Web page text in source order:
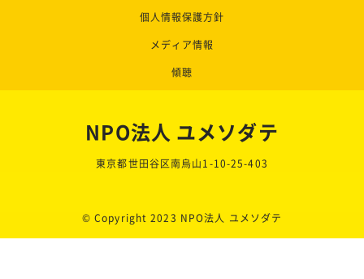
個人情報保護方針
メディア情報
傾聴
NPO法人 ユメソダテ
東京都世田谷区南烏山1-10-25-403
© Copyright 2023 NPO法人 ユメソダテ